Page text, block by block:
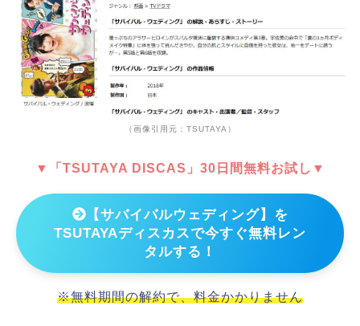
（画像引用元：TSUTAYA）
▼「TSUTAYA DISCAS」30日間無料お試し▼
【サバイバルウェディング】を
TSUTAYAディスカスで今すぐ無料レン
タルする！
※無料期間の解約で、料金かかりません